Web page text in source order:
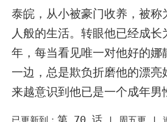
泰皖，从小被豪门收养，被称
人般的生活。转眼他已经成长
年，每当看见唯一对他好的娜
一边，总是欺负折磨他的漂亮
来越意识到他已是一个成年男
第 70 话